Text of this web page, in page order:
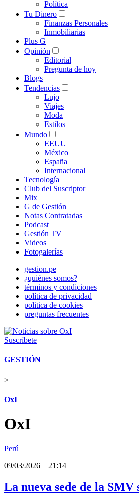
Política
Tu Dinero
Finanzas Personales
Inmobiliarias
Plus G
Opinión
Editorial
Pregunta de hoy
Blogs
Tendencias
Lujo
Viajes
Moda
Estilos
Mundo
EEUU
México
España
Internacional
Tecnología
Club del Suscriptor
Mix
G de Gestión
Notas Contratadas
Podcast
Gestión TV
Videos
Fotogalerías
gestion.pe
¿quiénes somos?
términos y condiciones
política de privacidad
politica de cookies
preguntas frecuentes
Suscríbete
GESTIÓN
>
OxI
OxI
Perú
09/03/2026
21:14
La nueva sede de la